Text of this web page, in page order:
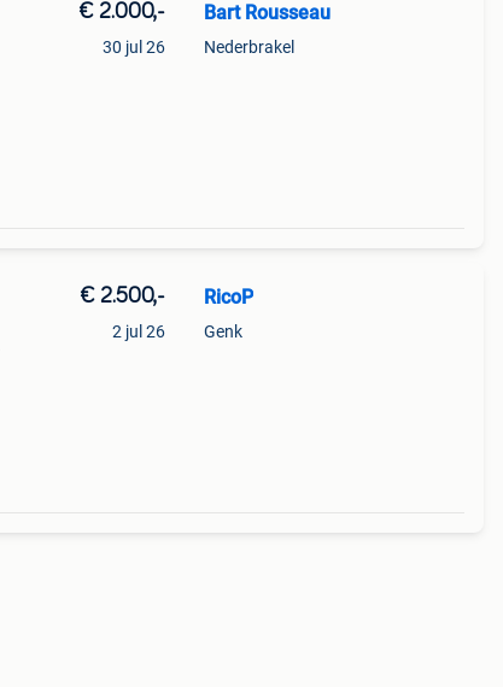
€ 2.000,-
30 jul 26
Bart Rousseau
Nederbrakel
€ 2.500,-
2 jul 26
RicoP
Genk